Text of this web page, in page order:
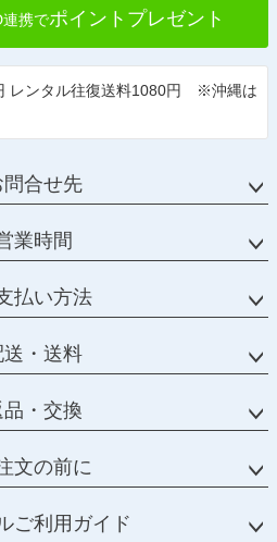
携でポイントプレゼント
レンタル往復送料1080円 ※沖縄は
問合せ先
業時間
払い方法
送・送料
品・交換
文の前に
ご利用ガイド